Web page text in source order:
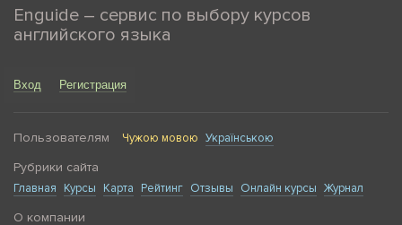
Enguide – сервис по выбору курсов
английского языка
Вход Регистрация
Пользователям Чужою мовою Українською
Рубрики сайта
Главная Курсы Карта Рейтинг Отзывы Онлайн курсы Журнал
О компании